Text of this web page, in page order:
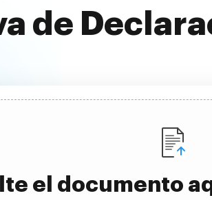
de
el documento